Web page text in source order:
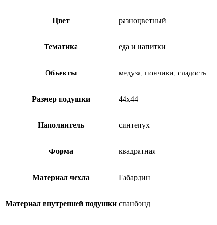
Цвет разноцветный
Тематика еда и напитки
Объекты медуза, пончики, сладость
Размер подушки 44х44
Наполнитель синтепух
Форма квадратная
Материал чехла Габардин
Материал внутренней подушки спанбонд